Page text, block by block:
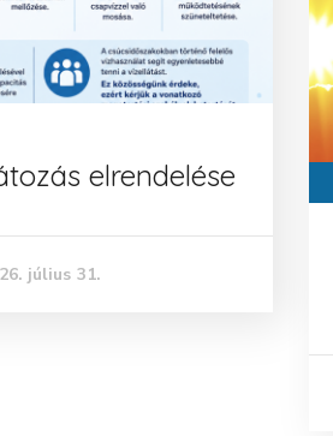
elrendelése
július 31.